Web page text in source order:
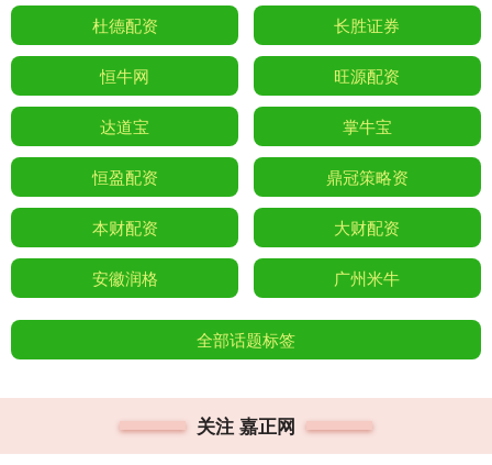
杜德配资 长胜证券
恒牛网 旺源配资
达道宝 掌牛宝
恒盈配资 鼎冠策略资
本财配资 大财配资
安徽润格 广州米牛
全部话题标签
关注 嘉正网